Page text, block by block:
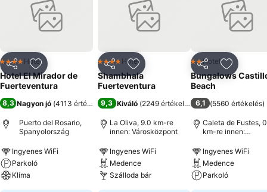
MegosztásHozzáadás a kedvencekhez
4 Kategória
Hotel
Hotel El Mirador de
Fuerteventura
8,3 Nagyon jó (4113 értékelés)
Puerto del Rosario,
Spanyolország
Ingyenes WiFi
Parkoló
Klíma
MegosztásHozzáadás a kedvencekhez
4 Kategória
Hotel
Shambhala
Fuerteventura
9,3 Kiváló (2249 értékelés)
La Oliva, 9.0 km-re
innen: Városközpont
Ingyenes WiFi
Medence
Szálloda bár
Megosztás
2 Kategória
Hotel
Bungalows
Beach
6,1 (5560 értékelés)
Caleta de Fustes,
km-re innen:
Ingyenes WiFi
Medence
Parkoló